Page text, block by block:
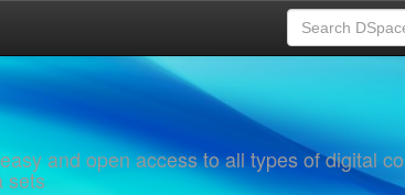
and open access to all types of digital
sets